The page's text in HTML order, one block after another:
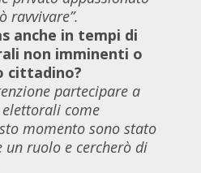
ravvivare”.
anche in tempi di
non imminenti o
cittadino?
partecipare a
come
momento sono stato
ruolo e cercherò di